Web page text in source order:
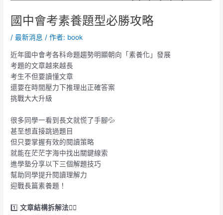
國中會考素養題型必勝攻略
/最新消息 / 作者: book
近年國中會考各科命題趨勢明顯朝向「素養化」發展
考題的文章越來越長
考生不但要讀懂文章
還要在時間壓力下推理出正確答案
挑戰大大升級
很多同學一看到長文就慌了手腳💦
甚至想直接跳過題目
但只要掌握有效的閱讀策略
就能在茫茫字海中找出關鍵線索
進學塾分享以下三個解題技巧
幫助同學提升閱讀理解力
迎戰長篇素養題！
1️⃣文章結構拆解法⛓️‍💥